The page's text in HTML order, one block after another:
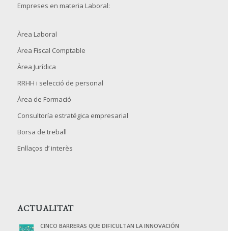
Empreses en materia Laboral:
Àrea Laboral
Àrea Fiscal Comptable
Àrea Jurídica
RRHH i selecció de personal
Àrea de Formació
Consultoría estratégica empresarial
Borsa de treball
Enllaços d’ interès
ACTUALITAT
CINCO BARRERAS QUE DIFICULTAN LA INNOVACIÓN